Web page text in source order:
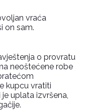
vraća
on sam.
o provratu
neoštećene robe
kupcu vratiti
uplata izvršena,